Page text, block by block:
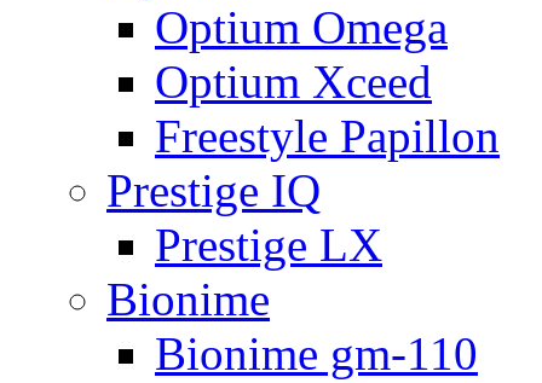
Optium Omega
Optium Xceed
Freestyle Papillon
Prestige IQ
Prestige LX
Bionime
Bionime gm-110